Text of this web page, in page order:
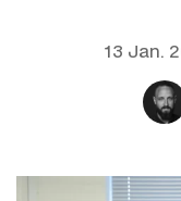
13 Jan.